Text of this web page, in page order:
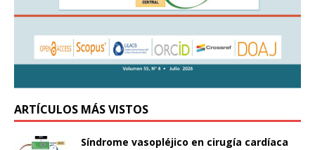
ARTÍCULOS MÁS VISTOS
Síndrome vasopléjico en cirugía cardíaca